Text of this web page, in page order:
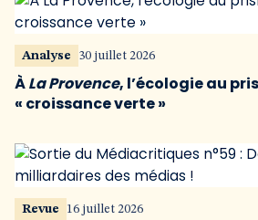
Analyse 30 juillet 2026
ÀLa Provence, l’écologie au
« croissance verte »
Revue 16 juillet 2026